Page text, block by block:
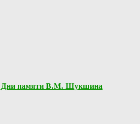
Дни памяти В.М. Шукшина